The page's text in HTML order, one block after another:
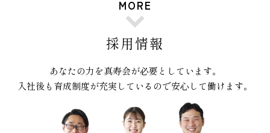
MORE
採用情報
あなたの力を真寿会が必要としています。
入社後も育成制度が充実しているので安心して働けます。